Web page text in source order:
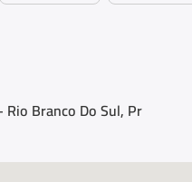
Branco Do Sul, Pr